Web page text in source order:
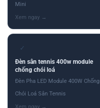
Mini
✓
Đèn sân tennis 400w module
chống chói loá
Đèn Pha LED Module 400W Chống
Chói Loá Sân Tennis